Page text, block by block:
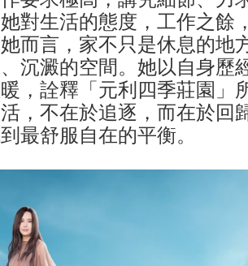
對生活的態度，工作之餘
而言，家不只是休息的地
沉澱的空間。她以自身歷
，詮釋「元利四季莊園
，不在於追逐，而在於回
最舒服自在的平衡。